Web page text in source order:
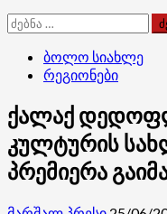
ძებნა:
ბოლო სიახლე
რეგიონები
ქალაქ
კულტურის
პრემიერა